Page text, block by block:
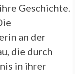
Geschichte.
an der
die durch
in ihrer